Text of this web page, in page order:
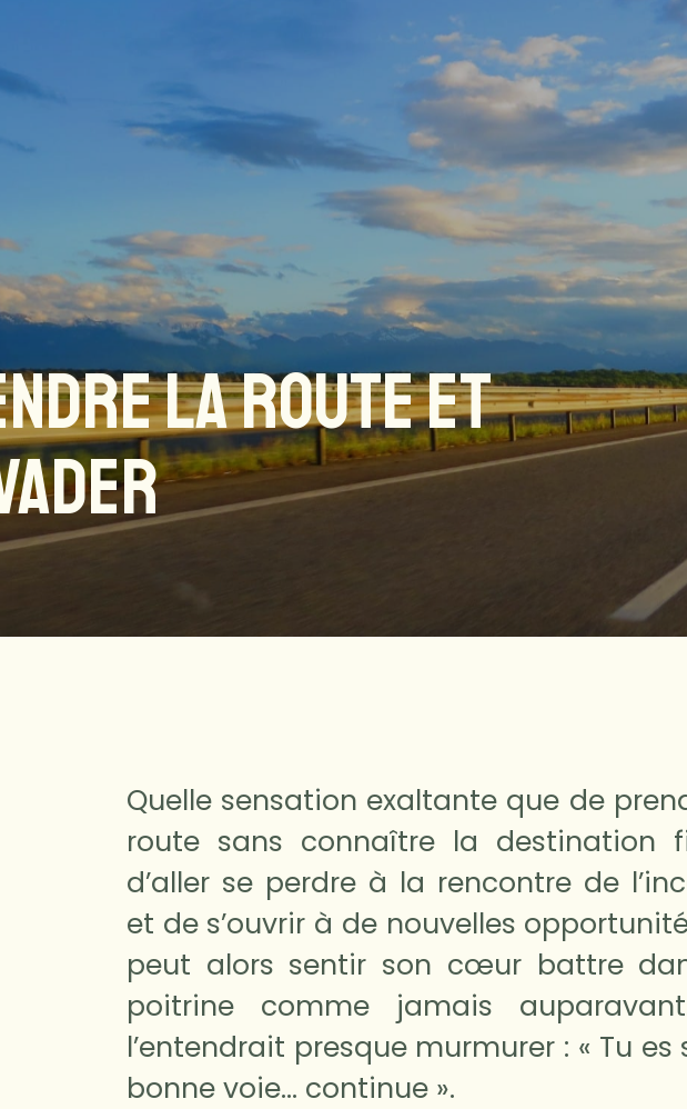
LA ROUTE ET
Quelle sensation exaltante que de
route sans connaître la destination
d’aller se perdre à la rencontre de
et de s’ouvrir à de nouvelles
peut alors sentir son cœur battre
poitrine comme jamais
l’entendrait presque murmurer : « Tu es
bonne voie… continue ».